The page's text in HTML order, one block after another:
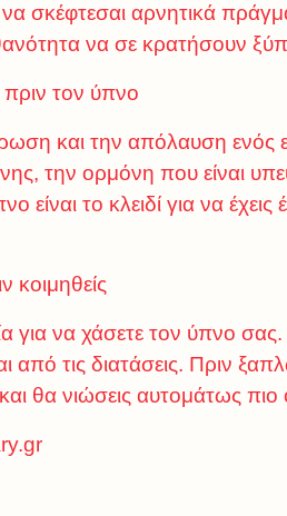
σκέφτεσαι αρνητικά
να σε κρατήσουν
πριν τον ύπνο
και την απόλαυση ενός
την ορμόνη που είναι
το κλειδί για να έχεις
κοιμηθείς
για να χάσετε τον ύπνο σας.
τις διατάσεις. Πριν
θα νιώσεις αυτομάτως